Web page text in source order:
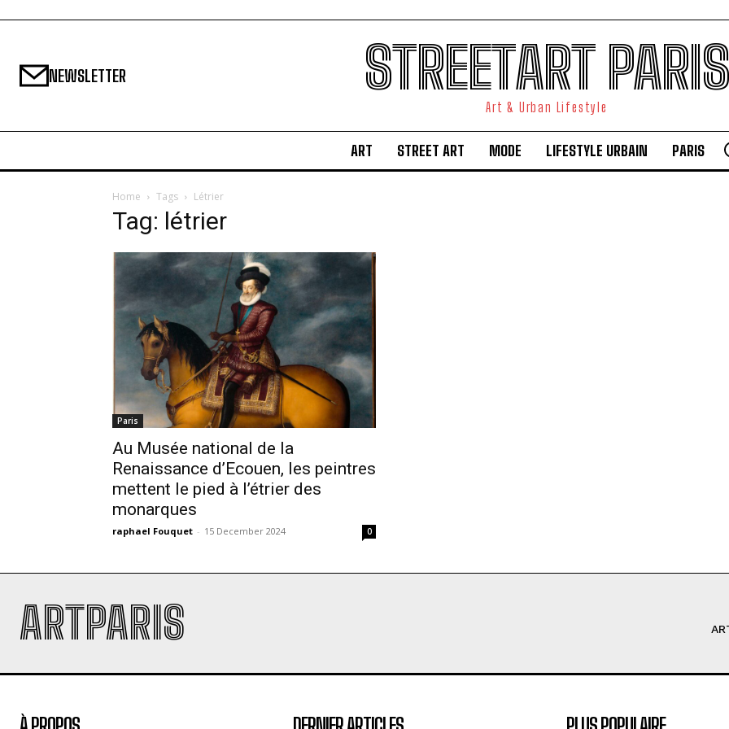
NEWSLETTER STREETART PARIS
Art & Urban Lifestyle
ART STREET ART MODE LIFESTYLE URBAIN PARIS
Home Tags Létrier
Tag: létrier
Paris
Au Musée national de la
Renaissance d’Ecouen, les peintres
mettent le pied à l’étrier des
monarques
raphael Fouquet - 15 December 2024 0
ARTPARIS